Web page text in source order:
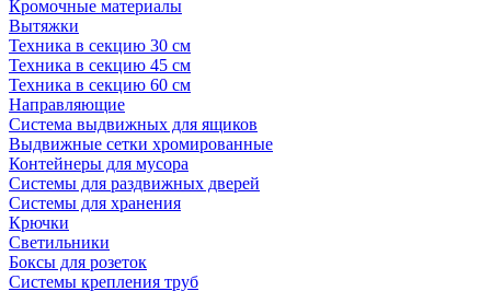
Кромочные материалы
Вытяжки
Техника в секцию 30 см
Техника в секцию 45 см
Техника в секцию 60 см
Направляющие
Система выдвижных для ящиков
Выдвижные сетки хромированные
Контейнеры для мусора
Системы для раздвижных дверей
Системы для хранения
Крючки
Светильники
Боксы для розеток
Системы крепления труб